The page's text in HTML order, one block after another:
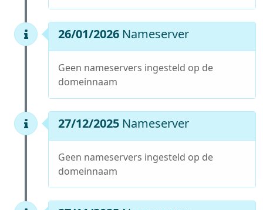
26/01/2026 Nameserver
Geen nameservers ingesteld op de
domeinnaam
27/12/2025 Nameserver
Geen nameservers ingesteld op de
domeinnaam